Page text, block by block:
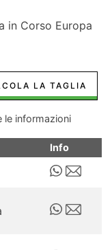
in Corso Europa
LA TAGLIA
le informazioni
Info